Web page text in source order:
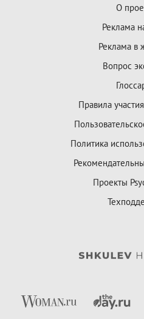
О
Реклама
Реклама в
Вопрос
Правила
Политика
Проекты